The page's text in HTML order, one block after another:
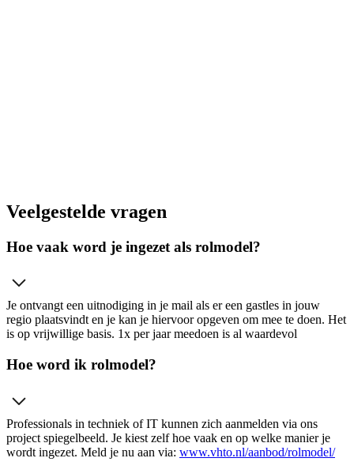
Veelgestelde vragen
Hoe vaak word je ingezet als rolmodel?
Je ontvangt een uitnodiging in je mail als er een gastles in jouw
regio plaatsvindt en je kan je hiervoor opgeven om mee te doen. Het
is op vrijwillige basis. 1x per jaar meedoen is al waardevol
Hoe word ik rolmodel?
Professionals in techniek of IT kunnen zich aanmelden via ons
project spiegelbeeld. Je kiest zelf hoe vaak en op welke manier je
wordt ingezet. Meld je nu aan via: www.vhto.nl/aanbod/rolmodel/